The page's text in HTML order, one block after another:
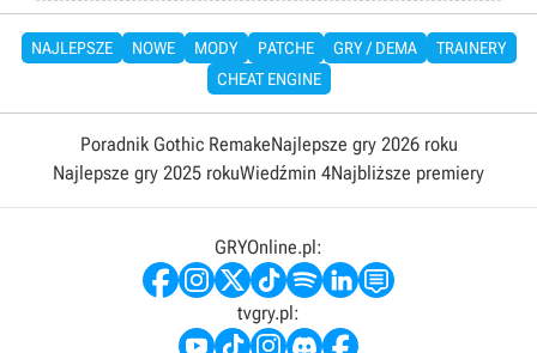
NAJLEPSZE NOWE MODY PATCHE GRY / DEMA
TRAINERY
CHEAT ENGINE
Poradnik Gothic RemakeNajlepsze gry 2026 roku
Najlepsze gry 2025 rokuWiedźmin 4Najbliższe premiery
GRYOnline.pl:
tvgry.pl: